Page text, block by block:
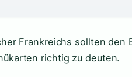
Frankreichs sollten den
richtig zu deuten.